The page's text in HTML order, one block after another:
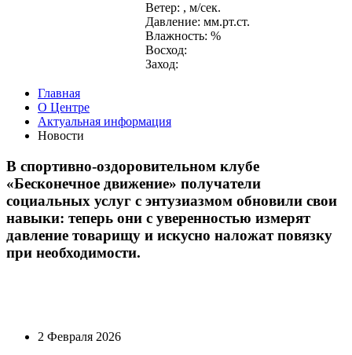
Ветер: , м/сек.
Давление: мм.рт.ст.
Влажность: %
Восход:
Заход:
Главная
О Центре
Актуальная информация
Новости
В спортивно-оздоровительном клубе
«Бесконечное движение» получатели
социальных услуг с энтузиазмом обновили свои
навыки: теперь они с уверенностью измерят
давление товарищу и искусно наложат повязку
при необходимости.
2 Февраля 2026